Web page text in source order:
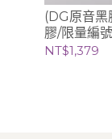
(DG原音黑膠系列) 梅湘：
膠/限量編號) / 巴倫波英 Daniel
(鋼琴)
NT$1,379